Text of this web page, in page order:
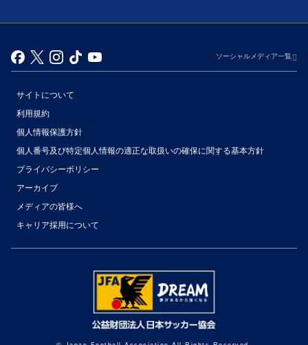
ソーシャルメディア一覧
サイトについて
利用規約
個人情報保護方針
個人番号及び特定個人情報の適正な取扱いの確保に関する基本方針
プライバシーポリシー
アーカイブ
メディアの皆様へ
キャリア採用について